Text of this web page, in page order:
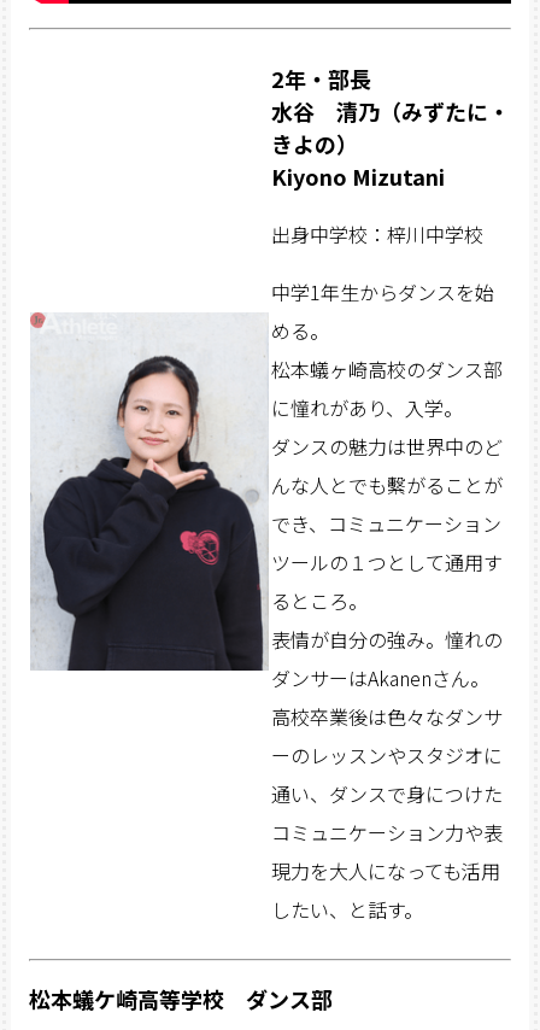
2年・部長
水谷 清乃（みずたに・
きよの）
Kiyono Mizutani
出身中学校：梓川中学校
中学1年生からダンスを始
める。
松本蟻ヶ崎高校のダンス部
に憧れがあり、入学。
ダンスの魅力は世界中のど
んな人とでも繫がることが
でき、コミュニケーション
ツールの１つとして通用す
るところ。
表情が自分の強み。憧れの
ダンサーはAkanenさん。
高校卒業後は色々なダンサ
ーのレッスンやスタジオに
通い、ダンスで身につけた
コミュニケーション力や表
現力を大人になっても活用
したい、と話す。
松本蟻ケ崎高等学校 ダンス部